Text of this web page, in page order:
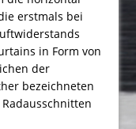
erstmals bei
in Form von
der
bezeichneten